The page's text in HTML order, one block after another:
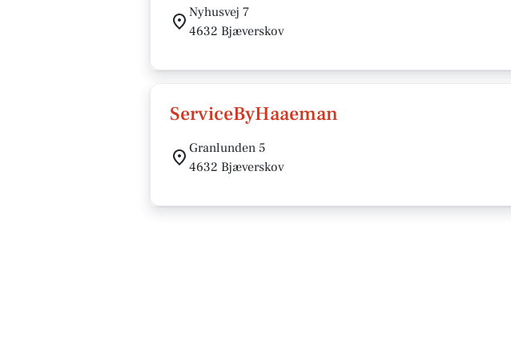
Nyhusvej 7
4632 Bjæverskov
ServiceByHaaeman
Granlunden 5
4632 Bjæverskov